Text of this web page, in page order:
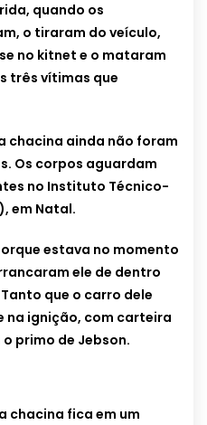
quando os
o tiraram do veículo,
no kitnet e o mataram
três vítimas que
chacina ainda não foram
Os corpos aguardam
no Instituto Técnico-
em Natal.
estava no momento
ele de dentro
que o carro dele
na ignição, com carteira
primo de Jebson.
chacina fica em um